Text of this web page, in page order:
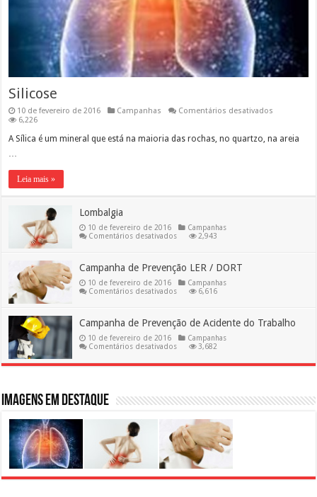
Silicose
10 de fevereiro de 2016 Campanhas Comentários desativados
6,226
A Sílica é um mineral que está na maioria das rochas, no quartzo, na areia
Leia mais »
Lombalgia
10 de fevereiro de 2016
Campanhas
Comentários desativadosem
2,943
Campanha de Prevenção LER / DORT
10 de fevereiro de 2016
Campanhas
Comentários desativadosem
LER
DORT
6,616
Campanha de Prevenção de Acidente do Trabalho
10 de fevereiro de 2016
Campanhas
Comentários desativadosem
de
do
Trabalho
3,682
Imagens em destaque